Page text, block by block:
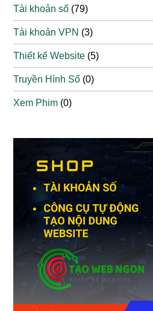
Tài khoản số (79)
Tài khoản VPN (3)
Thiết kế Website (5)
Truyền Hình Số (0)
Xem Phim (0)